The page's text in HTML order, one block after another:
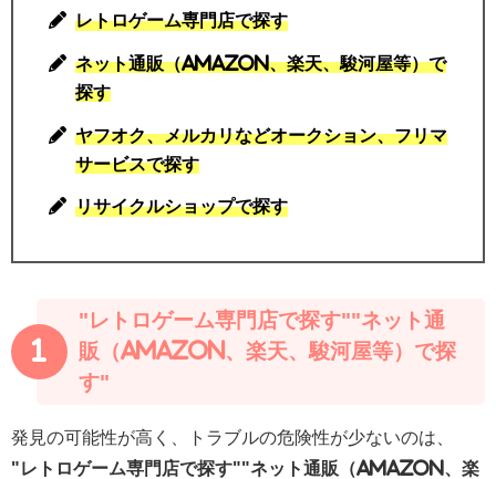
レトロゲーム専門店で探す
ネット通販（Amazon、楽天、駿河屋等）で
探す
ヤフオク、メルカリなどオークション、フリマ
サービスで探す
リサイクルショップで探す
1
"レトロゲーム専門店で探す""ネット通
販（Amazon、楽天、駿河屋等）で探
す"
発見の可能性が高く、トラブルの危険性が少ないのは、
"レトロゲーム専門店で探す""ネット通販（Amazon、楽